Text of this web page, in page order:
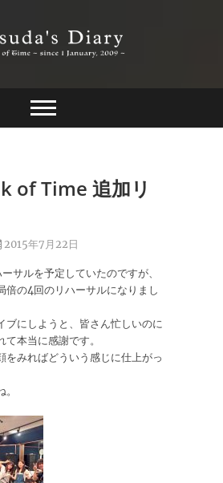
Diary
of Time 追加リ
2015年7月22日
サルを予定していたのですが、
倍の4回のリハーサルになりまし
ブにしようと、皆さん忙しいのに
本当に感謝です。
をみればどういう感じに仕上がっ